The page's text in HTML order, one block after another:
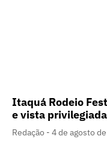
Itaquá Rodeio
e vista privilegiada
Redação
4 de agosto